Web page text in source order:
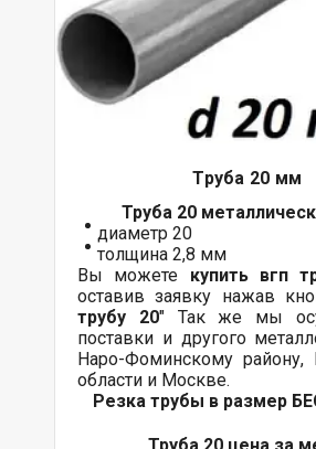
Труба 20 мм
Труба 20
диаметр 20
толщина 2,8 мм
Вы можете купить вгп
оставив заявку нажав
трубу 20" Так же мы
поставки и другого
Наро-Фоминскому району,
области и Москве.
Резка трубы в размер